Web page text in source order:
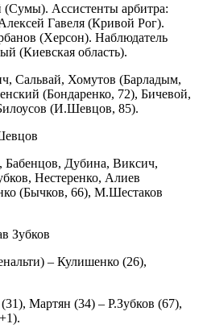
Ассистенты арбитра:
Гавеля (Кривой Рог).
(Херсон). Наблюдатель
(Киевская область).
Сальвай, Хомутов (Барладым,
(Бондаренко, 72), Бичевой,
(И.Шевцов, 85).
Дубина, Виксич,
Нестеренко, Алиев
(Бычков, 66), М.Шестаков
Зубков
– Кулишенко (26),
Мартян (34) – Р.Зубков (67),